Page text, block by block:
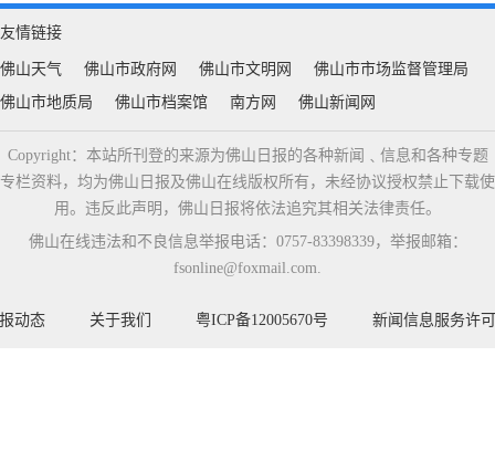
友情链接
佛山天气 佛山市政府网 佛山市文明网
佛山市市场监督管理局
佛山市地质局
佛山市档案馆 南方网 佛山新闻网
Copyright：本站所刊登的来源为佛山日报的各种新闻﹑信息和各种专题
专栏资料，均为佛山日报及佛山在线版权所有，未经协议授权禁止下载使
用。违反此声明，佛山日报将依法追究其相关法律责任。
佛山在线违法和不良信息举报电话：0757-83398339，举报邮箱：
fsonline@foxmail.com.
动态 关于我们 粤ICP备12005670号 新闻信息服务许